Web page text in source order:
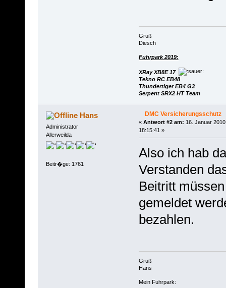
Gruß
Diesch
Fuhrpark 2019:
XRay XB8E 17
Tekno RC EB48
Thundertiger EB4 G3
Serpent SRX2 HT Team
Hans
Administrator
Allerweilda
Beitr�ge: 1761
DMC Versicherungsschutz
« Antwort #2 am: 16. Januar
18:15:41 »
Also ich hab
Verstanden
Beitritt
gemeldet
bezahlen.
Gruß
Hans
Mein Fuhrpark: